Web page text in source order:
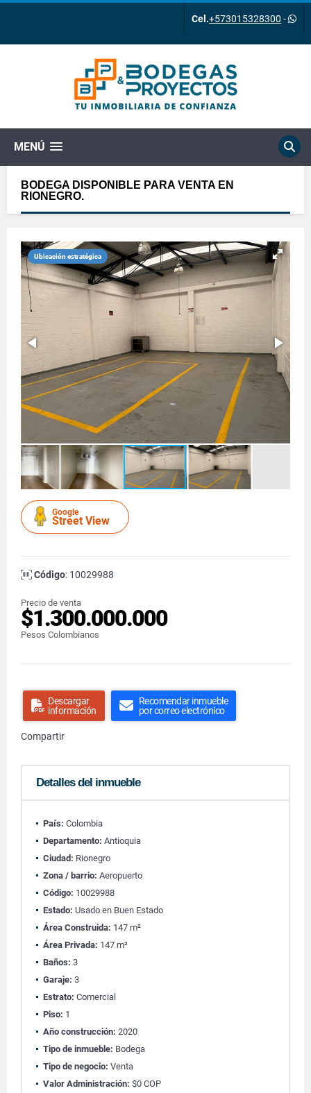
Cel.+573015328300 -
MENÚ
BODEGA DISPONIBLE PARA VENTA EN
RIONEGRO.
Ubicación estratégica
Google
Street View
Código: 10029988
Precio de venta
$1.300.000.000
Pesos Colombianos
Descargar
información
Recomendar inmueble
por correo electrónico
Compartir
Detalles del inmueble
País: Colombia
Departamento: Antioquia
Ciudad: Rionegro
Zona / barrio: Aeropuerto
Código: 10029988
Estado: Usado en Buen Estado
Área Construida: 147 m²
Área Privada: 147 m²
Baños: 3
Garaje: 3
Estrato: Comercial
Piso: 1
Año construcción: 2020
Tipo de inmueble: Bodega
Tipo de negocio: Venta
Valor Administración: $0 COP